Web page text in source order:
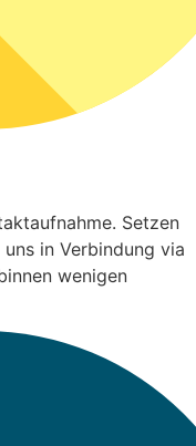
Setzen
in Verbindung via
wenigen